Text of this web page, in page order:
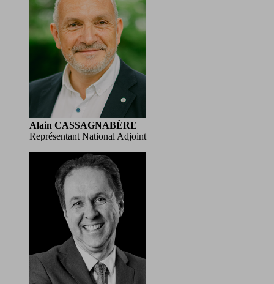
Alain CASSAGNABÈRE
Représentant National Adjoint